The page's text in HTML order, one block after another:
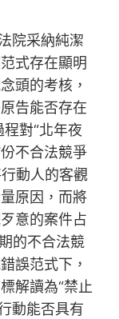
院采納純潔
式存在顯明
頭的考核，
告能否存在
對“北年夜
不合法競爭
動人的客觀
原因，而將
意的案件占
的不合法競
誤范式下，
解讀為“禁止
動能否具有